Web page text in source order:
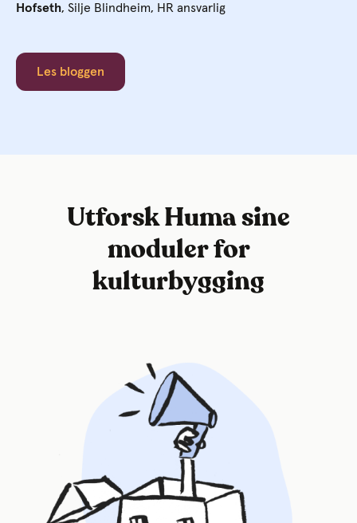
Hofseth, Silje Blindheim, HR ansvarlig
Les bloggen
Utforsk Huma sine
moduler for
kulturbygging